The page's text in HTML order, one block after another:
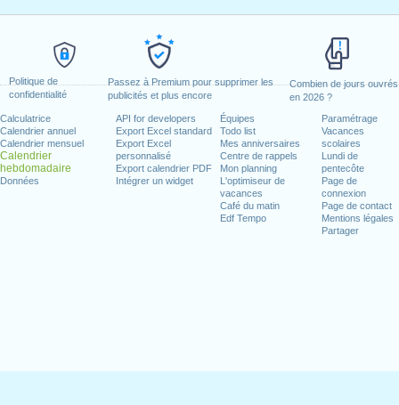
Politique de
confidentialité
Passez à Premium pour supprimer les
publicités et plus encore
Combien de jours ouvrés
en 2026 ?
Calculatrice
Calendrier annuel
Calendrier mensuel
Calendrier
hebdomadaire
Données
API for developers
Export Excel standard
Export Excel
personnalisé
Export calendrier PDF
Intégrer un widget
Équipes
Todo list
Mes anniversaires
Centre de rappels
Mon planning
L'optimiseur de
vacances
Café du matin
Edf Tempo
Paramétrage
Vacances
scolaires
Lundi de
pentecôte
Page de
connexion
Page de contact
Mentions légales
Partager